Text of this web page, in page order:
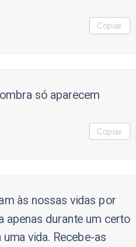
Copiar
só aparecem
Copiar
às nossas vidas por
apenas durante um certo
vida. Recebe-as